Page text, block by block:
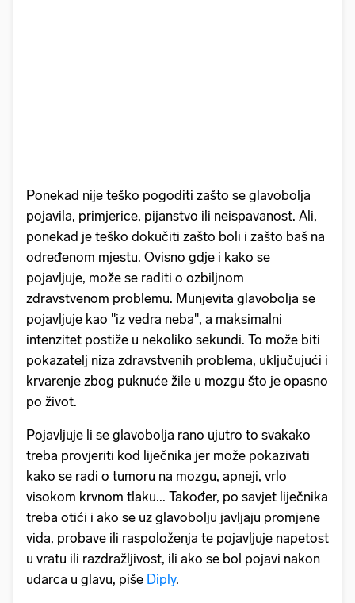
Ponekad nije teško pogoditi zašto se glavobolja
pojavila, primjerice, pijanstvo ili neispavanost. Ali,
ponekad je teško dokučiti zašto boli i zašto baš na
određenom mjestu. Ovisno gdje i kako se
pojavljuje, može se raditi o ozbiljnom
zdravstvenom problemu. Munjevita glavobolja se
pojavljuje kao "iz vedra neba", a maksimalni
intenzitet postiže u nekoliko sekundi. To može biti
pokazatelj niza zdravstvenih problema, uključujući i
krvarenje zbog puknuće žile u mozgu što je opasno
po život.
Pojavljuje li se glavobolja rano ujutro to svakako
treba provjeriti kod liječnika jer može pokazivati
kako se radi o tumoru na mozgu, apneji, vrlo
visokom krvnom tlaku... Također, po savjet liječnika
treba otići i ako se uz glavobolju javljaju promjene
vida, probave ili raspoloženja te pojavljuje napetost
u vratu ili razdražljivost, ili ako se bol pojavi nakon
udarca u glavu, piše Diply.